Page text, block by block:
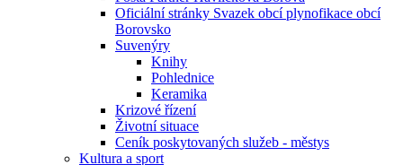
Oficiální stránky Svazek obcí plynofikace obcí
Borovsko
Suvenýry
Knihy
Pohlednice
Keramika
Krizové řízení
Životní situace
Ceník poskytovaných služeb - městys
Kultura a sport